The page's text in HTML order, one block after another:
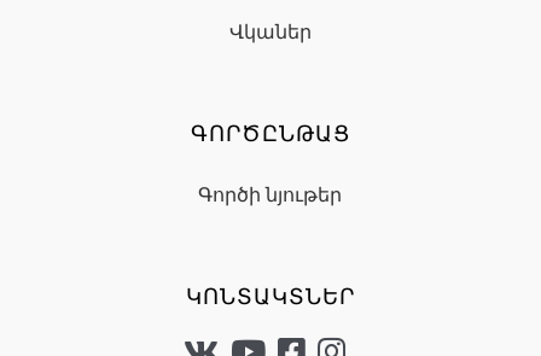
Վկաներ
ԳՈՐԾԸՆԹԱՑ
Գործի նյութեր
ԿՈՆՏԱԿՏՆԵՐ